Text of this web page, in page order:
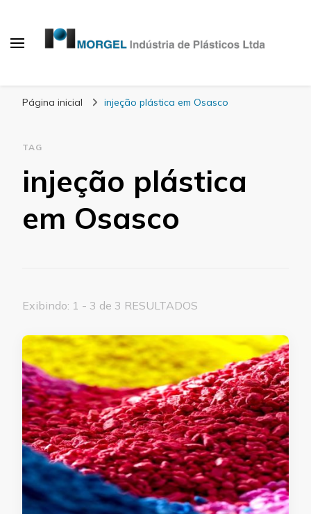
Página inicial injeção plástica em Osasco
TAG
injeção plástica
em Osasco
Exibindo: 1 - 3 de 3 RESULTADOS